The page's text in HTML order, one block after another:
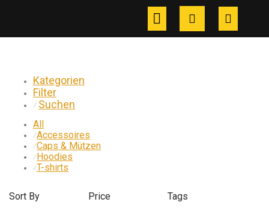
Kategorien
Filter
⁄ Suchen
All
⁄Accessoires
⁄Caps & Mützen
⁄Hoodies
⁄T-shirts
Sort By Price Tags